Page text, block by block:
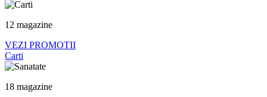
12 magazine
VEZI PROMOTII
Carti
18 magazine